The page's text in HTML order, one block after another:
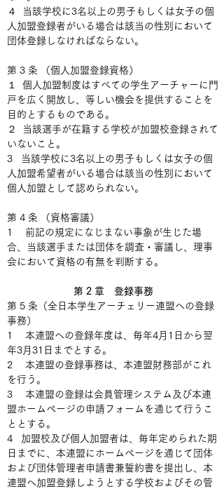
４  当該学校に3名以上の男子もしくは女子の個
人加盟登録者がいる場合は該当の性別において
団体登録しなければならない。
第 3 条 （個人加盟登録資格）
１  個人加盟制度はすべての学生アーチャーに門
戸を広く開放し、等しい機会を提供することを
目的とするものである。
２  当該選手が在籍する学校が加盟校登録されて
いないこと。
3   当該学校に3名以上の男子もしくは女子の個
人加盟希望者がいる場合は該当の性別において
個人加盟として認められない。
第 4 条 （資格審議）
1　 前記の規定になじまない事象が生じた場
合、当該選手または団体を調査・審議し、理事
会において資格の有無を判断する。
第 2 章　登録事務
第 5 条（全日本学生アーチェリー連盟への登録
事務）
1　 本連盟への登録年度は、毎年4月1日から翌
年3月31日までとする。
2 　本連盟の登録事務は、本連盟財務部がこれ
を行う。
3　 本連盟の登録は会員管理システム及び本連
盟ホームページの申請フォームを通じて行うこ
ととする。
4   加盟校及び個人加盟者は、毎年定められた期
日までに、本連盟にホームページを通じて団体
および団体管理者申請書兼誓約書を提出し、本
連盟へ加盟登録しようとする学校およびその管